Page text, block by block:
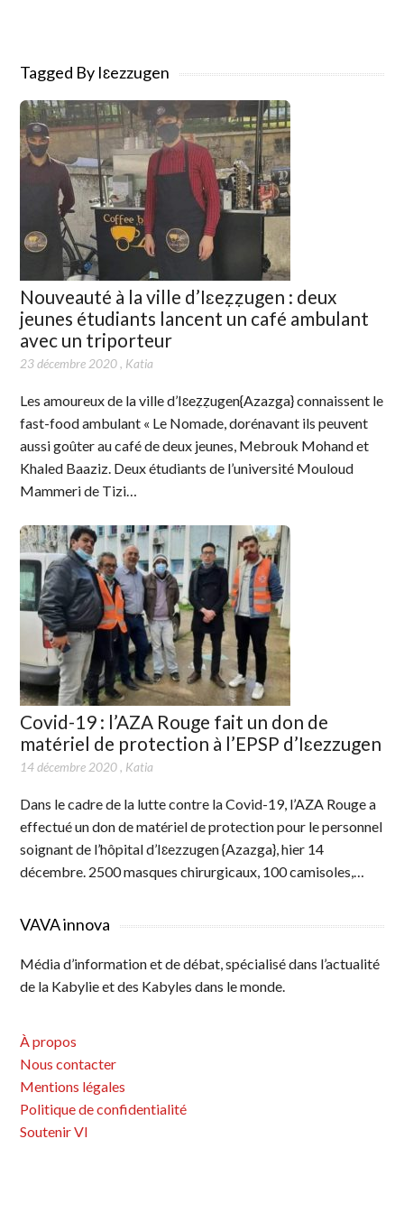
Tagged By Iɛezzugen
Nouveauté à la ville d’Iɛeẓẓugen : deux
jeunes étudiants lancent un café ambulant
avec un triporteur
23 décembre 2020, Katia
Les amoureux de la ville d’Iɛeẓẓugen{Azazga} connaissent le
fast-food ambulant « Le Nomade, dorénavant ils peuvent
aussi goûter au café de deux jeunes, Mebrouk Mohand et
Khaled Baaziz. Deux étudiants de l’université Mouloud
Mammeri de Tizi…
Covid-19 : l’AZA Rouge fait un don de
matériel de protection à l’EPSP d’Iɛezzugen
14 décembre 2020, Katia
Dans le cadre de la lutte contre la Covid-19, l’AZA Rouge a
effectué un don de matériel de protection pour le personnel
soignant de l’hôpital d’Iɛezzugen {Azazga}, hier 14
décembre. 2500 masques chirurgicaux, 100 camisoles,…
VAVA innova
Média d’information et de débat, spécialisé dans l’actualité
de la Kabylie et des Kabyles dans le monde.
À propos
Nous contacter
Mentions légales
Politique de confidentialité
Soutenir VI